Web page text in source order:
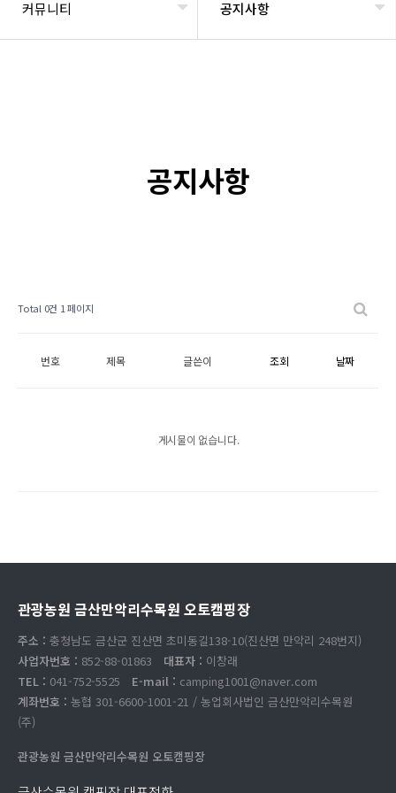
커뮤니티 공지사항
공지사항
Total 0건 1 페이지
번호 제목 글쓴이 조회 날짜
게시물이 없습니다.
관광농원 금산만악리수목원 오토캠핑장
주소 : 충청남도 금산군 진산면 초미동길138-10(진산면 만악리 248번지)
사업자번호 : 852-88-01863 대표자 : 이창래
TEL : 041-752-5525 E-mail : camping1001@naver.com
계좌번호 : 농협 301-6600-1001-21 / 농업회사법인 금산만악리수목원
(주)
관광농원 금산만악리수목원 오토캠핑장